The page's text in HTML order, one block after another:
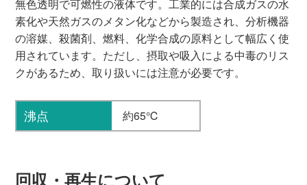
無色透明で可燃性の液体です。工業的には合成ガスの水
素化や天然ガスのメタン化などから製造され、分析機器
の溶媒、殺菌剤、燃料、化学合成の原料として幅広く使
用されています。ただし、摂取や吸入による中毒のリス
クがあるため、取り扱いには注意が必要です。
沸点 約65℃
回収・再生について